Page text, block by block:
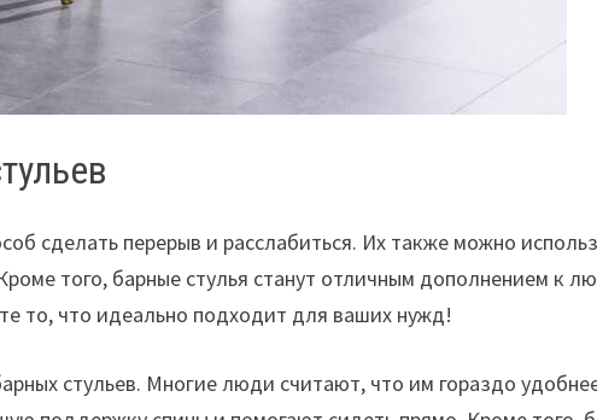
сделать перерыв и расслабиться. Их также можно
того, барные стулья станут отличным дополнением к
то, что идеально подходит для ваших нужд!
стульев. Многие люди считают, что им гораздо